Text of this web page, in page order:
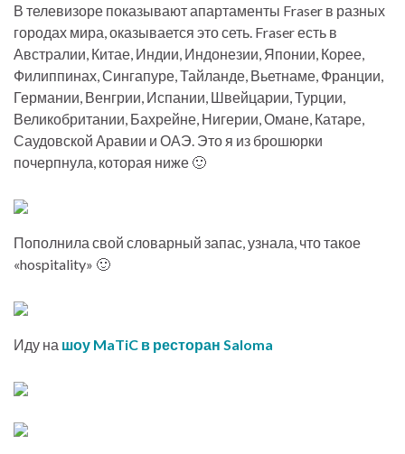
В телевизоре показывают апартаменты Fraser в разных
городах мира, оказывается это сеть. Fraser есть в
Австралии, Китае, Индии, Индонезии, Японии, Корее,
Филиппинах, Сингапуре, Тайланде, Вьетнаме, Франции,
Германии, Венгрии, Испании, Швейцарии, Турции,
Великобритании, Бахрейне, Нигерии, Омане, Катаре,
Саудовской Аравии и ОАЭ. Это я из брошюрки
почерпнула, которая ниже 🙂
Пополнила свой словарный запас, узнала, что такое
«hospitality» 🙂
Иду на шоу MaTiC в ресторан Saloma